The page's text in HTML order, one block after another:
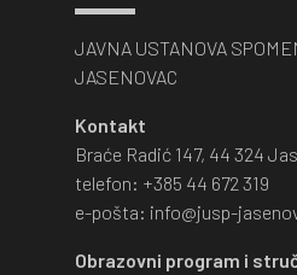
JAVNA USTANOVA
JASENOVAC
Kontakt
Braće Radić 147, 44 324
telefon: +385 44 672 319
e-pošta: info@jusp-
Obrazovni program i